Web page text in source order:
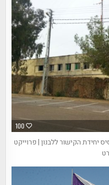
100
הקישור ללבנון | פרוייקט